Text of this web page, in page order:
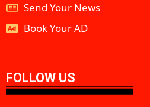
Send Your News
Book Your AD
FOLLOW US